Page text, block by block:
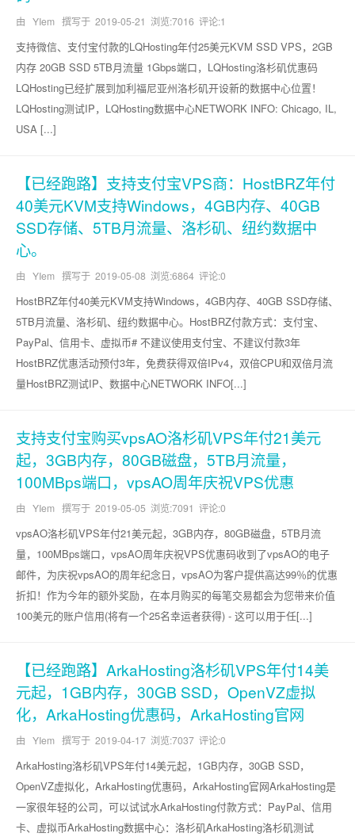
由 YIem 撰写于 2019-05-21 浏览:7016 评论:1
支持微信、支付宝付款的LQHosting年付25美元KVM SSD VPS，2GB
内存 20GB SSD 5TB月流量 1Gbps端口，LQHosting洛杉矶优惠码
LQHosting已经扩展到加利福尼亚州洛杉矶开设新的数据中心位置！
LQHosting测试IP，LQHosting数据中心NETWORK INFO: Chicago, IL,
USA [...]
【已经跑路】支持支付宝VPS商：HostBRZ年付
40美元KVM支持Windows，4GB内存、40GB
SSD存储、5TB月流量、洛杉矶、纽约数据中
心。
由 YIem 撰写于 2019-05-08 浏览:6864 评论:0
HostBRZ年付40美元KVM支持Windows，4GB内存、40GB SSD存储、
5TB月流量、洛杉矶、纽约数据中心。HostBRZ付款方式：支付宝、
PayPal、信用卡、虚拟币# 不建议使用支付宝、不建议付款3年
HostBRZ优惠活动预付3年，免费获得双倍IPv4，双倍CPU和双倍月流
量HostBRZ测试IP、数据中心NETWORK INFO[...]
支持支付宝购买vpsAO洛杉矶VPS年付21美元
起，3GB内存，80GB磁盘，5TB月流量，
100MBps端口，vpsAO周年庆祝VPS优惠
由 YIem 撰写于 2019-05-05 浏览:7091 评论:0
vpsAO洛杉矶VPS年付21美元起，3GB内存，80GB磁盘，5TB月流
量，100MBps端口，vpsAO周年庆祝VPS优惠码收到了vpsAO的电子
邮件，为庆祝vpsAO的周年纪念日，vpsAO为客户提供高达99％的优惠
折扣！作为今年的额外奖励，在本月购买的每笔交易都会为您带来价值
100美元的账户信用(将有一个25名幸运者获得) - 这可以用于任[...]
【已经跑路】ArkaHosting洛杉矶VPS年付14美
元起，1GB内存，30GB SSD，OpenVZ虚拟
化，ArkaHosting优惠码，ArkaHosting官网
由 YIem 撰写于 2019-04-17 浏览:7037 评论:0
ArkaHosting洛杉矶VPS年付14美元起，1GB内存，30GB SSD，
OpenVZ虚拟化，ArkaHosting优惠码，ArkaHosting官网ArkaHosting是
一家很年轻的公司，可以试试水ArkaHosting付款方式：PayPal、信用
卡、虚拟币ArkaHosting数据中心：洛杉矶ArkaHosting洛杉矶测试